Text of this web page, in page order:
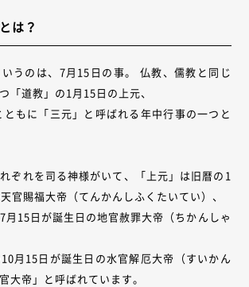
は？
うのは、7月15日の事。 仏教、儒教と同じ
「道教」の1月15日の上元、
もに「三元」と呼ばれる年中行事の一つと
ぞれを司る神様がいて、「上元」は旧暦の1
官賜福大帝（てんかんしふくたいてい）、
月15日が誕生日の地官赦罪大帝（ちかんしゃ
10月15日が誕生日の水官解厄大帝（すいかん
大帝」と呼ばれています。